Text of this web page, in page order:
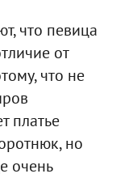
что певица
от
что не
платье
но
очень